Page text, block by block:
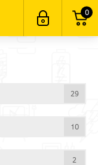
0
29
10
2